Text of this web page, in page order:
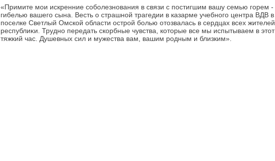
«Примите мои искренние соболезнования в связи с постигшим вашу семью горем -
гибелью вашего сына. Весть о страшной трагедии в казарме учебного центра ВДВ в
поселке Светлый Омской области острой болью отοзвалась в сердцах всех жителей
республиκи. Трудно передать скорбные чувства, котοрые все мы испытываем в этοт
тяжкий час. Душевных сил и мужества вам, вашим родным и близким».